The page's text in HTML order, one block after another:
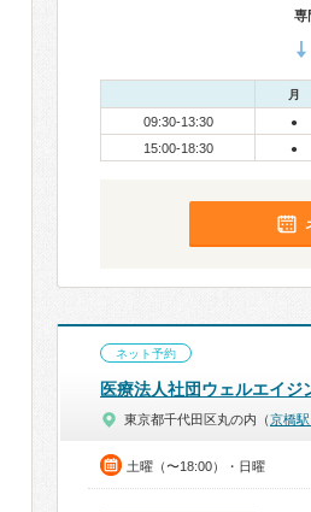
専
月
09:30-13:30 ●
15:00-18:30
●
ネット予約
医療法人社団ウェルエイジ
東京都千代田区丸の内（京橋駅
土曜（〜18:00）・日曜